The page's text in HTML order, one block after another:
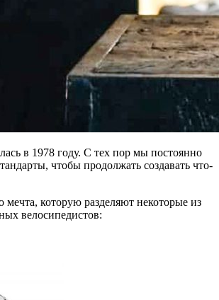
в 1978 году. С тех пор мы постоянно
чтобы продолжать создавать что-
которую разделяют некоторые из
велосипедистов: